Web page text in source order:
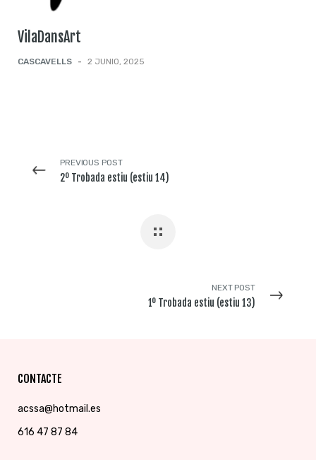
VilaDansArt
CASCAVELLS - 2 JUNIO, 2025
PREVIOUS POST
2º Trobada estiu (estiu 14)
NEXT POST
1º Trobada estiu (estiu 13)
CONTACTE
acssa@hotmail.es
616 47 87 84